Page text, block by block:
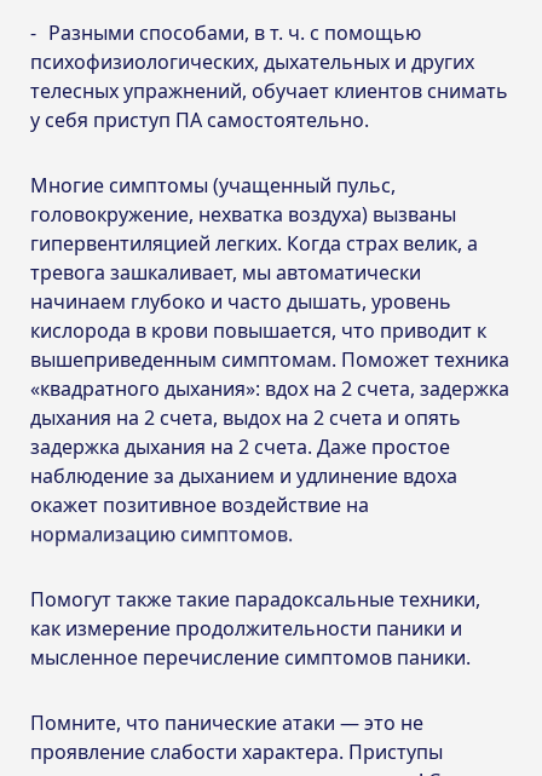
Разными способами, в т. ч. с помощью
психофизиологических, дыхательных и других
телесных упражнений, обучает клиентов снимать
у себя приступ ПА самостоятельно.
Многие симптомы (учащенный пульс,
головокружение, нехватка воздуха) вызваны
гипервентиляцией легких. Когда страх велик, а
тревога зашкаливает, мы автоматически
начинаем глубоко и часто дышать, уровень
кислорода в крови повышается, что приводит к
вышеприведенным симптомам. Поможет техника
«квадратного дыхания»: вдох на 2 счета, задержка
дыхания на 2 счета, выдох на 2 счета и опять
задержка дыхания на 2 счета. Даже простое
наблюдение за дыханием и удлинение вдоха
окажет позитивное воздействие на
нормализацию симптомов.
Помогут также такие парадоксальные техники,
как измерение продолжительности паники и
мысленное перечисление симптомов паники.
Помните, что панические атаки — это не
проявление слабости характера. Приступы